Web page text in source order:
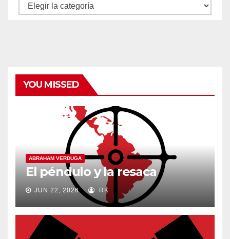
Autores
YOU MISSED
ABRAHAM VERDUGA
El péndulo y la resaca
JUN 22, 2026 RK